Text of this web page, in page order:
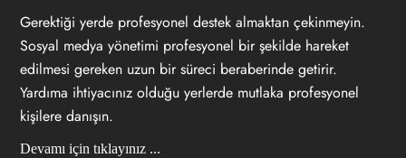
Gerektiği yerde profesyonel destek almaktan çekinmeyin.
Sosyal medya yönetimi profesyonel bir şekilde hareket
edilmesi gereken uzun bir süreci beraberinde getirir.
Yardıma ihtiyacınız olduğu yerlerde mutlaka profesyonel
kişilere danışın.
Devamı için tıklayınız ...